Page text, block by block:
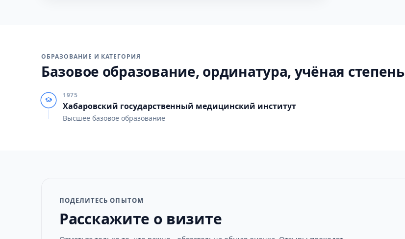
ОБРАЗОВАНИЕ И КАТЕГОРИЯ
Базовое образование, ординатура, учёная степень
1975
Хабаровский государственный медицинский институт
Высшее базовое образование
ПОДЕЛИТЕСЬ ОПЫТОМ
Расскажите о визите